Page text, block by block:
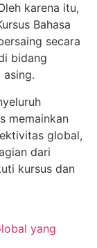
karena itu,
Bahasa
secara
bidang
asing.
memainkan
global,
dari
kursus dan
yang